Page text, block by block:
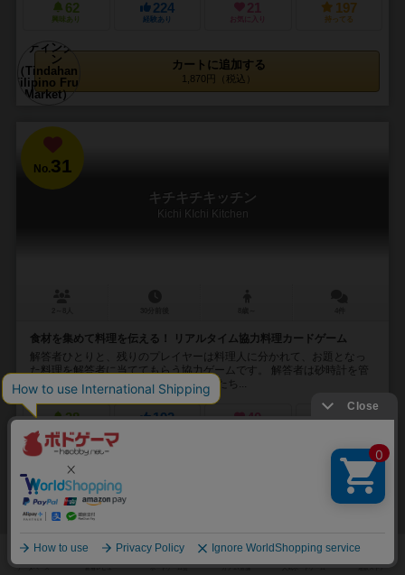
62
興味あり
224
経験あり
21
お気に入り
197
持ってる
カートに追加する
1,870円（税込）
No.31
キチキチキッチン
Kichi KIchi Kitchen
食材を集めて料理を伝える！ リアルタイム協力料理カードゲーム
解答者ひとりと、残りのプレイヤーは料理人に分かれて、お題となっ
た料理を解答者に当ててもらう協力ゲームです。 解答者は砂時計を管
理し、残り時間を報告します。 料理人たち...
38 193 40 72